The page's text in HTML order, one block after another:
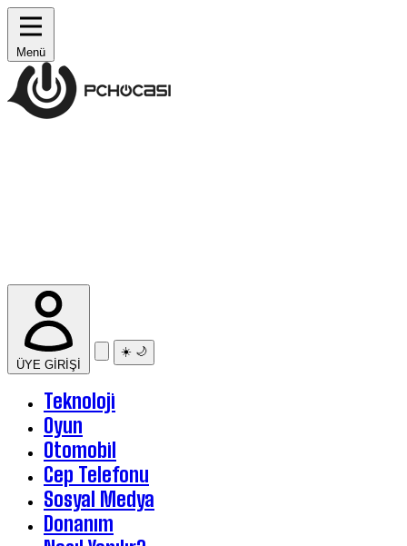
Menü
ÜYE GİRİŞİ
☀️ 🌙
Teknoloji
Oyun
Otomobil
Cep Telefonu
Sosyal Medya
Donanım